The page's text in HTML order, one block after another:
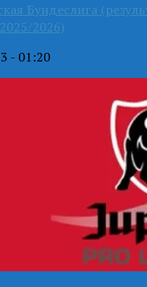
Бундеслига
2026)
- 01:20